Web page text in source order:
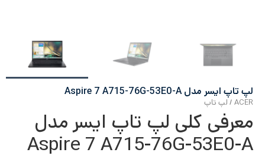
لپ تاپ ایسر مدل Aspire 7 A715-76G-53E0-A
ACER
/ لپ تاپ
معرفی کلی لپ تاپ ایسر مدل
Aspire 7 A715-76G-53E0-A